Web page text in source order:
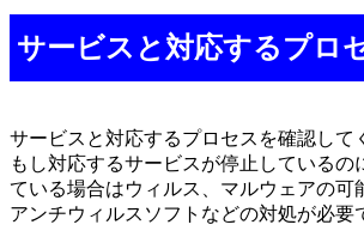
サービスと対応するプロ
サービスと対応するプロセスを確認して
もし対応するサービスが停止しているの
ている場合はウィルス、マルウェアの可
アンチウィルスソフトなどの対処が必要